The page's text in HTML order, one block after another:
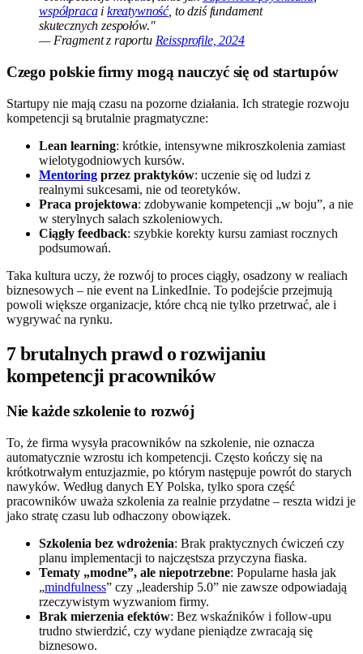
współpracai kreatywność, to dziś fundament
skutecznych zespołów."
— Fragment z raportu Reissprofile, 2024
Czego polskie firmy mogą nauczyć się od startupów
Startupy nie mają czasu na pozorne działania. Ich strategie rozwoju
kompetencji są brutalnie pragmatyczne:
Lean learning: krótkie, intensywne mikroszkolenia zamiast
wielotygodniowych kursów.
Mentoring przez praktyków: uczenie się od ludzi z
realnymi sukcesami, nie od teoretyków.
Praca projektowa: zdobywanie kompetencji „w boju”, a nie
w sterylnych salach szkoleniowych.
Ciągły feedback: szybkie korekty kursu zamiast rocznych
podsumowań.
Taka kultura uczy, że rozwój to proces ciągły, osadzony w realiach
biznesowych – nie event na LinkedInie. To podejście przejmują
powoli większe organizacje, które chcą nie tylko przetrwać, ale i
wygrywać na rynku.
7 brutalnych prawd o rozwijaniu
kompetencji pracowników
Nie każde szkolenie to rozwój
To, że firma wysyła pracowników na szkolenie, nie oznacza
automatycznie wzrostu ich kompetencji. Często kończy się na
krótkotrwałym entuzjazmie, po którym następuje powrót do starych
nawyków. Według danych EY Polska, tylko spora część
pracowników uważa szkolenia za realnie przydatne – reszta widzi je
jako stratę czasu lub odhaczony obowiązek.
Szkolenia bez wdrożenia: Brak praktycznych ćwiczeń czy
planu implementacji to najczęstsza przyczyna fiaska.
Tematy „modne”, ale niepotrzebne: Popularne hasła jak
„mindfulness” czy „leadership 5.0” nie zawsze odpowiadają
rzeczywistym wyzwaniom firmy.
Brak mierzenia efektów: Bez wskaźników i follow-upu
trudno stwierdzić, czy wydane pieniądze zwracają się
biznesowo.